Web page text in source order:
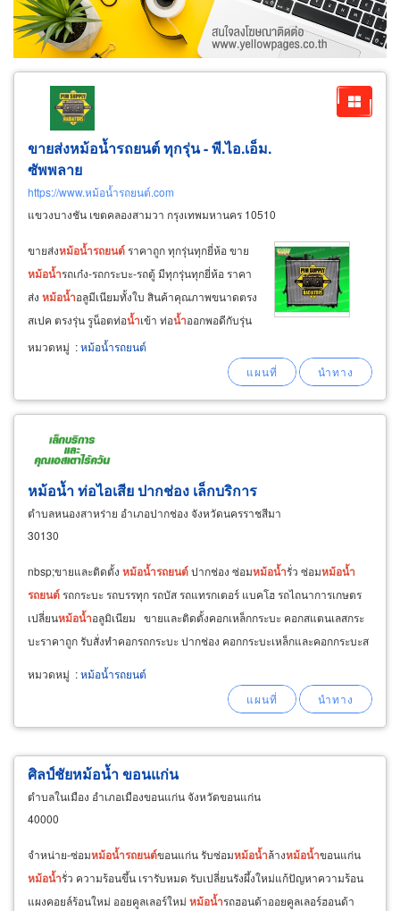
ขายส่ง ขายปลีก ผู้ผลิต
ตัวแทนจัดจำหน่าย
ผู้ส่งออก/นำเข้า
ธุรกิจบริการ
ขายส่งหม้อน้ำรถยนต์ ทุกรุ่น - พี.ไอ.เอ็ม.
ซัพพลาย
https://www.หม้อน้ำรถยนต์.com
แขวงบางชัน เขตคลองสามวา กรุงเทพมหานคร 10510
ขายส่งหม้อน้ำรถยนต์ ราคาถูก ทุกรุ่นทุกยี่ห้อ ขาย
หม้อน้ำรถเก๋ง-รถกระบะ-รถตู้ มีทุกรุ่นทุกยี่ห้อ ราคา
ส่ง หม้อน้ำอลูมีเนียมทั้งใบ สินค้าคุณภาพขนาดตรง
สเปค ตรงรุ่น รูน็อตท่อน้ำเข้า ท่อน้ำออกพอดีกับรุ่น
รถ รับประกันสินค้าทุกใบ จำหน่ายส่ง-ขายปลีก
อลูมิ
หมวดหมู่ :หม้อน้ำรถยนต์
หม้อน้ำ ท่อไอเสีย ปากช่อง เล็กบริการ
ตำบลหนองสาหร่าย อำเภอปากช่อง จังหวัดนครราชสีมา
30130
nbsp;ขายและติดตั้ง หม้อน้ำรถยนต์ปากช่อง ซ่อมหม้อน้ำรั่ว ซ่อมหม้อน้ำ
รถยนต์ รถกระบะ รถบรรทุก รถบัส รถแทรกเตอร์ แบคโฮ รถไถนาการเกษตร
เปลี่ยนหม้อน้ำอลูมิเนียม ขายและติดตั้งคอกเหล็กกระบะ คอกสแตนเลสกระ
บะราคาถูก รับสั่งทำคอกรถกระบะ ปากช่อง คอกกระบะเหล็กและคอกกระบะส
หมวดหมู่ :หม้อน้ำรถยนต์
ศิลป์ชัยหม้อน้ำ ขอนแก่น
ตำบลในเมือง อำเภอเมืองขอนแก่น จังหวัดขอนแก่น
40000
จำหน่าย-ซ่อมหม้อน้ำรถยนต์ขอนแก่น รับซ่อมหม้อน้ำล้างหม้อน้ำขอนแก่น
หม้อน้ำรั่ว ความร้อนขึ้น เรารับหมด รับเปลี่ยนรังผึ้งใหม่แก้ปัญหาความร้อน
แผงคอยล์ร้อนใหม่ ออยคูลเลอร์ใหม่ หม้อน้ำรถฮอนด้าออยคูลเลอร์ฮอนด้า